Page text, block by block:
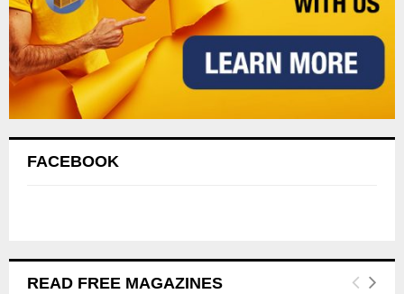
FACEBOOK
READ FREE MAGAZINES